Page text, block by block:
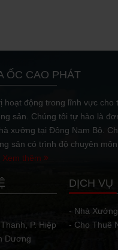
chính sách ưu đãi đầu
13/04/2021
Bên cạnh làn sóng dịch
Việt Nam có thể đón
08/04/2021
người nhận ra đây là
ỐC CAO PHÁT
hoạt động trong lĩnh vực cho
sản. Chúng tôi tự hào là
xưởng tại Đông Nam Bộ.
sản có trình độ chuyên
Xem thêm
P. Hiệp
Dương
DỊCH VỤ
- Nhà
- Cho Thuê